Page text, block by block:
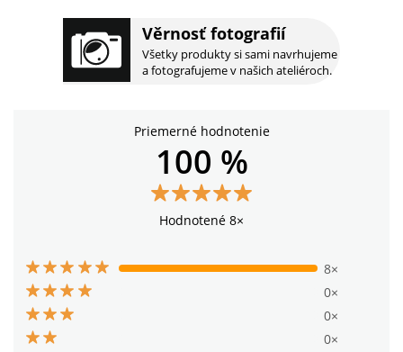
Věrnosť fotografií
Všetky produkty si sami navrhujeme
a fotografujeme v našich ateliéroch.
Priemerné hodnotenie
100 %
Hodnotené 8×
8×
0×
0×
0×